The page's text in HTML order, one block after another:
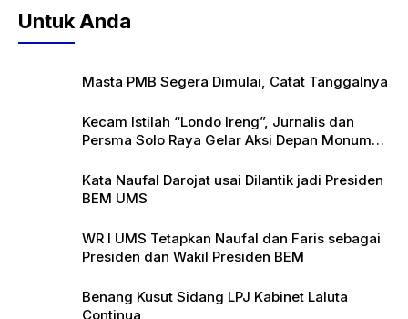
Untuk Anda
Masta PMB Segera Dimulai, Catat Tanggalnya
Kecam Istilah “Londo Ireng”, Jurnalis dan
Persma Solo Raya Gelar Aksi Depan Monumen
Kata Naufal Darojat usai Dilantik jadi Presiden
BEM UMS
WR I UMS Tetapkan Naufal dan Faris sebagai
Presiden dan Wakil Presiden BEM
Benang Kusut Sidang LPJ Kabinet Laluta
Continua